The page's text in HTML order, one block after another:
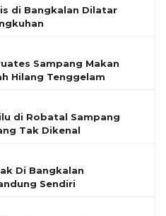
di Bangkalan Dilatar
Sampang Makan
Hilang Tenggelam
di Robatal Sampang
Tak Dikenal
Di Bangkalan
Sendiri